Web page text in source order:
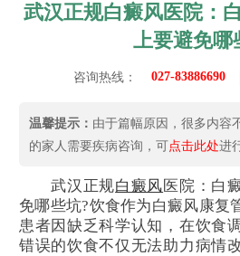
武汉正规白癜风医院：
上要避免哪
咨询热线： 027-83886690
温馨提示： 由于篇幅原因，很多内容
的家人需要疾病咨询，可点击此处进
武汉正规白癜风 医院：白
免哪些坑?饮食作为白癜风康复
患者因缺乏科学认知，在饮食
错误的饮食不仅无法助力病情